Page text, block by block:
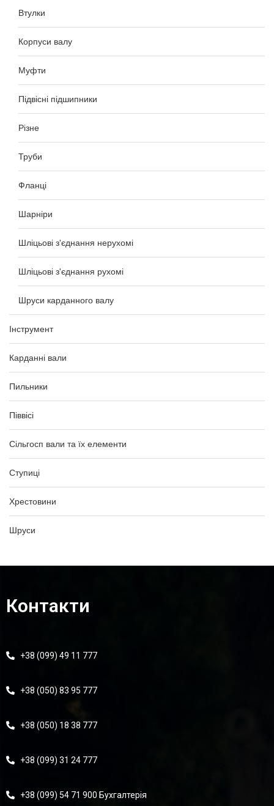
Втулки
Корпуси валу
Муфти
Підвісні підшипники
Різне
Труби
Фланці
Шарніри
Шліцьові з'єднання нерухомі
Шліцьові з'єднання рухомі
Шруси карданного валу
Інструмент
Карданні вали
Пильники
Піввісі
Сільгосп вали та їх елементи
Ступиці
Хрестовини
Шруси
Контакти
+38 (099) 49 11 777
+38 (050) 83 95 777
+38 (050) 18 38 777
+38 (099) 31 24 777
+38 (099) 54 71 900 Бухгалтерія